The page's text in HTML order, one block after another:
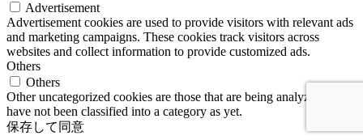
Advertisement
Advertisement cookies are used to provide visitors with relevant ads
and marketing campaigns. These cookies track visitors across
websites and collect information to provide customized ads.
Others
Others
Other uncategorized cookies are those that are being analyzed and
have not been classified into a category as yet.
保存して同意